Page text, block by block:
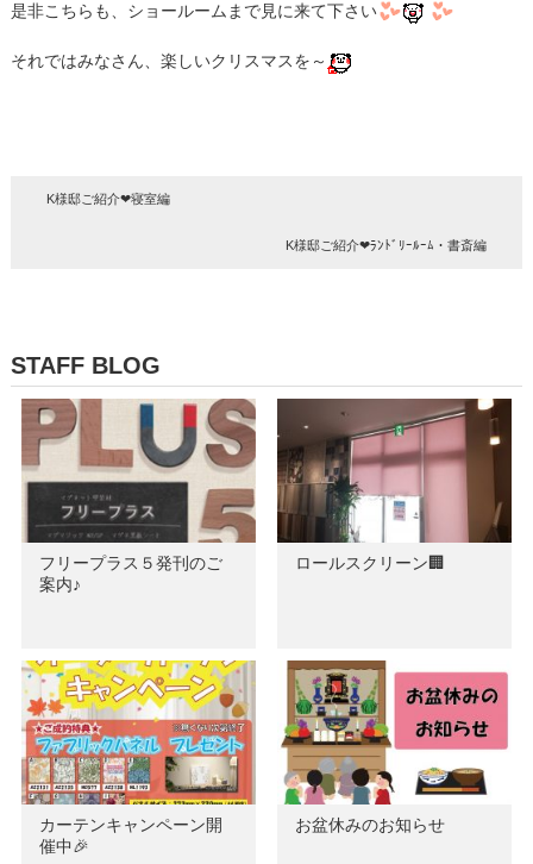
是非こちらも、ショールームまで見に来て下さい
それではみなさん、楽しいクリスマスを～
K様邸ご紹介❤寝室編
K様邸ご紹介❤ﾗﾝﾄﾞﾘｰﾙｰﾑ・書斎編
STAFF BLOG
フリープラス５発刊のご
案内♪
ロールスクリーン🏢
カーテンキャンペーン開
催中🎉
お盆休みのお知らせ